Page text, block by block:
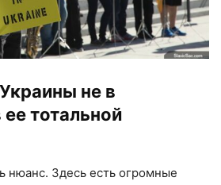
не в
ее тотальной
нюанс. Здесь есть огромные